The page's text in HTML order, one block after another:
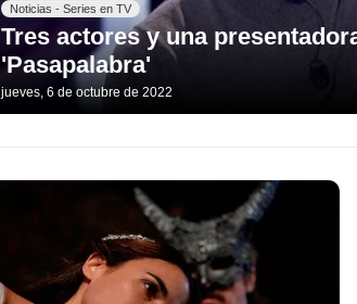
Noticias - Series en TV
Tres actores y una
'Pasapalabra'
jueves, 6 de octubre de 2022